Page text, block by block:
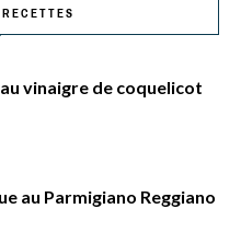
vinaigre de coquelicot
au Parmigiano Reggiano